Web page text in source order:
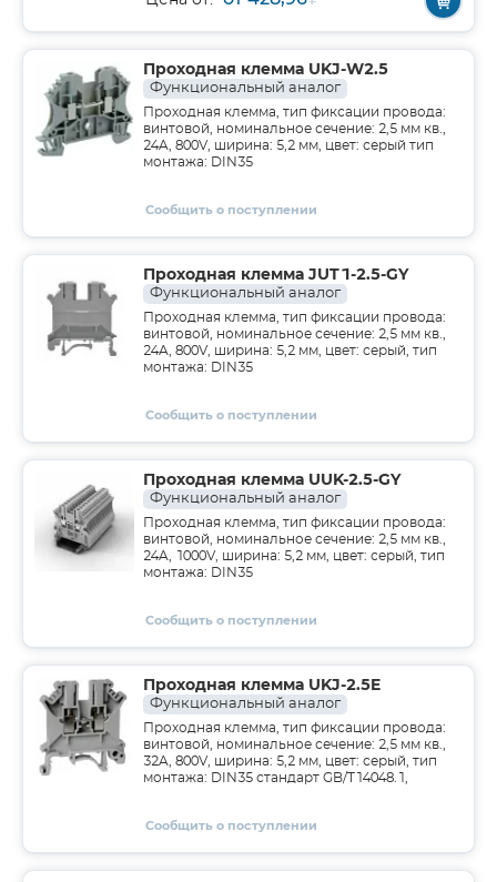
Проходная клемма UKJ-W2.5
Функциональный аналог
Проходная клемма, тип фиксации провода:
винтовой, номинальное сечение: 2,5 мм кв.,
24A, 800V, ширина: 5,2 мм, цвет: серый тип
монтажа: DIN35
Сообщить о поступлении
Проходная клемма JUT1-2.5-GY
Функциональный аналог
Проходная клемма, тип фиксации провода:
винтовой, номинальное сечение: 2,5 мм кв.,
24A, 800V, ширина: 5,2 мм, цвет: серый, тип
монтажа: DIN35
Сообщить о поступлении
Проходная клемма UUK-2.5-GY
Функциональный аналог
Проходная клемма, тип фиксации провода:
винтовой, номинальное сечение: 2,5 мм кв.,
24A, 1000V, ширина: 5,2 мм, цвет: серый, тип
монтажа: DIN35
Сообщить о поступлении
Проходная клемма UKJ-2.5E
Функциональный аналог
Проходная клемма, тип фиксации провода:
винтовой, номинальное сечение: 2,5 мм кв.,
32A, 800V, ширина: 5,2 мм, цвет: серый, тип
монтажа: DIN35 стандарт GB/T14048.1,
Сообщить о поступлении